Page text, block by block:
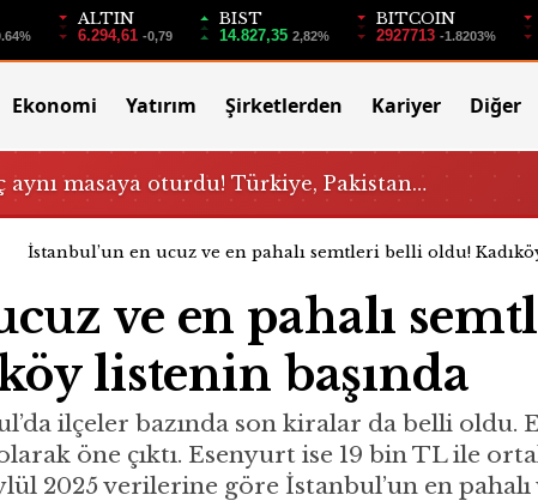
ALTIN
6.294,61 -0,79
BIST
14.827,35 2,82%
BITCOIN
2927713 -1.8203%
Ekonomi Yatırım Şirketlerden Kariyer Diğer
aynı masaya oturdu! Türkiye, Pakistan…
İstanbul’un en ucuz ve en pahalı semtleri belli oldu!
ve en pahalı
listenin başında
ilçeler bazında son kiralar da belli oldu.
öne çıktı. Esenyurt ise 19 bin TL ile
2025 verilerine göre İstanbul’un en pahalı